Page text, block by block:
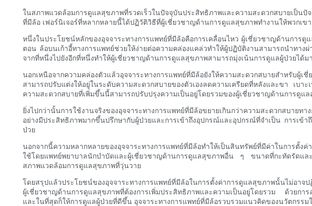
ในสภาพแวดล้อมการดูแลสุขภาพที่รวดเร็วในปัจจุบันประสิทธิภาพและความสะดวกสบายเป็
ที่มีล้อ เฟอร์นิเจอร์ที่หลากหลายนี้ได้ปฏิวัติวิธีที่ผู้เชี่ยวชาญด้านการดูแลสุขภาพทำงานให้พวกเ
หนึ่งในประโยชน์หลักของอุจจาระทางการแพทย์ที่มีล้อคือการเคลื่อนไหว ผู้เชี่ยวชาญด้านการดู
ตอน ล้อบนเก้าอี้ทางการแพทย์ช่วยให้ง่ายต่อความคล่องแคล่วทำให้ผู้ปฏิบัติงานสามารถนำทา
จากที่หนึ่งไปยังอีกที่หนึ่งทำให้ผู้เชี่ยวชาญด้านการดูแลสุขภาพสามารถมุ่งเน้นการดูแลผู้ป่วยได้ม
นอกเหนือจากความคล่องตัวแล้วอุจจาระทางการแพทย์ที่มีล้อยังให้ความสะดวกสบายสำห
สามารถปรับแต่งให้อยู่ในระดับความสะดวกสบายของตัวเองลดความเครียดที่หลังและขา เบา
ความสะดวกสบายที่เพิ่มขึ้นนี้สามารถปรับปรุงความเป็นอยู่โดยรวมของผู้เชี่ยวชาญด้านการดู
ยิ่งไปกว่านั้นการใช้งานจริงของอุจจาระทางการแพทย์ที่มีล้อขยายเกินกว่าความสะดวกสบาย
อย่างมีประสิทธิภาพมากขึ้นปรึกษากับผู้ป่วยและการเข้าถึงอุปกรณ์และอุปกรณ์ที่จำเป็น การเข้
ป่วย
นอกจากนี้ความหลากหลายของอุจจาระทางการแพทย์ที่มีล้อทำให้เป็นสินทรัพย์ที่มีค่าในการตั้
ใช้โดยแพทย์พยาบาลนักบำบัดและผู้เชี่ยวชาญด้านการดูแลสุขภาพอื่น ๆ ขนาดที่กะทัดรัดและ
สภาพแวดล้อมการดูแลสุขภาพที่วุ่นวาย
โดยสรุปแล้วประโยชน์ของอุจจาระทางการแพทย์ที่มีล้อในการตั้งค่าการดูแลสุขภาพนั้นไม่อาจ
ผู้เชี่ยวชาญด้านการดูแลสุขภาพที่ต้องการเพิ่มประสิทธิภาพและความเป็นอยู่โดยรวม ด้วยกา
และในที่สุดก็ให้การดูแลผู้ป่วยที่ดีขึ้น อุจจาระทางการแพทย์ที่มีล้อรวบรวมแนวคิดของนวัตกร